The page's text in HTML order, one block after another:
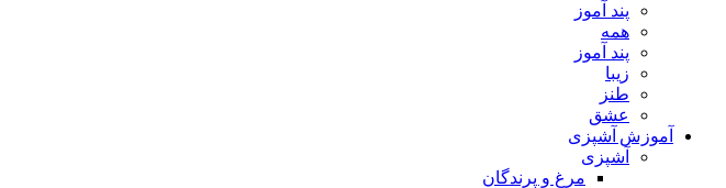
پند آموز
همه
پند آموز
زیبا
طنز
عشق
آموزش آشپزی
آشپزی
مرغ و پرندگان